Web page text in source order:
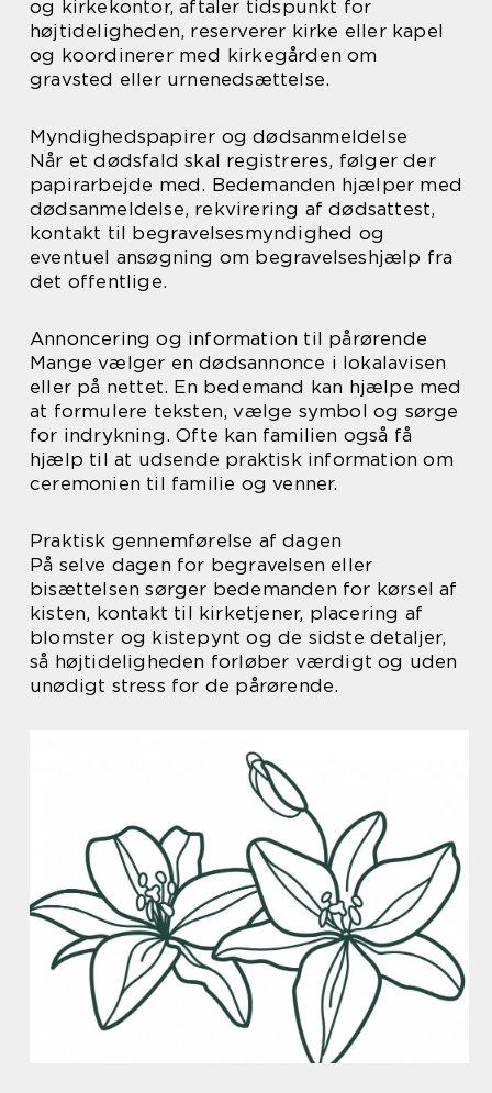
og kirkekontor, aftaler tidspunkt for
højtideligheden, reserverer kirke eller kapel
og koordinerer med kirkegården om
gravsted eller urnenedsættelse.
Myndighedspapirer og dødsanmeldelse
Når et dødsfald skal registreres, følger der
papirarbejde med. Bedemanden hjælper med
dødsanmeldelse, rekvirering af dødsattest,
kontakt til begravelsesmyndighed og
eventuel ansøgning om begravelseshjælp fra
det offentlige.
Annoncering og information til pårørende
Mange vælger en dødsannonce i lokalavisen
eller på nettet. En bedemand kan hjælpe med
at formulere teksten, vælge symbol og sørge
for indrykning. Ofte kan familien også få
hjælp til at udsende praktisk information om
ceremonien til familie og venner.
Praktisk gennemførelse af dagen
På selve dagen for begravelsen eller
bisættelsen sørger bedemanden for kørsel af
kisten, kontakt til kirketjener, placering af
blomster og kistepynt og de sidste detaljer,
så højtideligheden forløber værdigt og uden
unødigt stress for de pårørende.